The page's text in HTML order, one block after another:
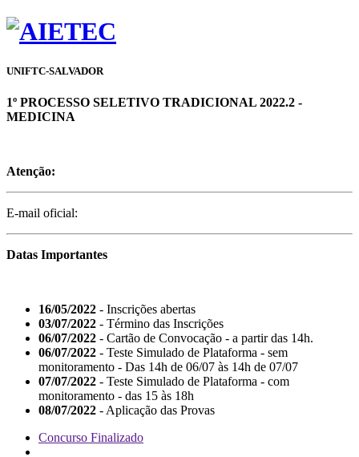
UNIFTC-SALVADOR
1º PROCESSO SELETIVO TRADICIONAL 2022.2 -
MEDICINA
Atenção:
E-mail oficial:
Datas Importantes
16/05/2022 - Inscrições abertas
03/07/2022 - Término das Inscrições
06/07/2022 - Cartão de Convocação - a partir das 14h.
06/07/2022 - Teste Simulado de Plataforma - sem
monitoramento - Das 14h de 06/07 às 14h de 07/07
07/07/2022 - Teste Simulado de Plataforma - com
monitoramento - das 15 às 18h
08/07/2022 - Aplicação das Provas
Concurso Finalizado